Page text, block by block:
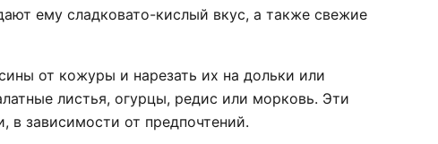
ему сладковато-кислый вкус, а также свежие
от кожуры и нарезать их на дольки или
листья, огурцы, редис или морковь. Эти
зависимости от предпочтений.